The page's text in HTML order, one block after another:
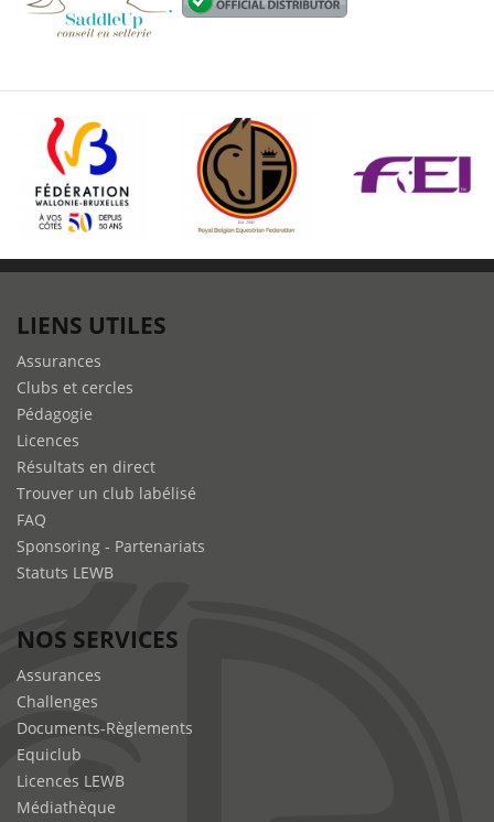
LIENS UTILES
Assurances
Clubs et cercles
Pédagogie
Licences
Résultats en direct
Trouver un club labélisé
FAQ
Sponsoring - Partenariats
Statuts LEWB
NOS SERVICES
Assurances
Challenges
Documents-Règlements
Equiclub
Licences LEWB
Médiathèque